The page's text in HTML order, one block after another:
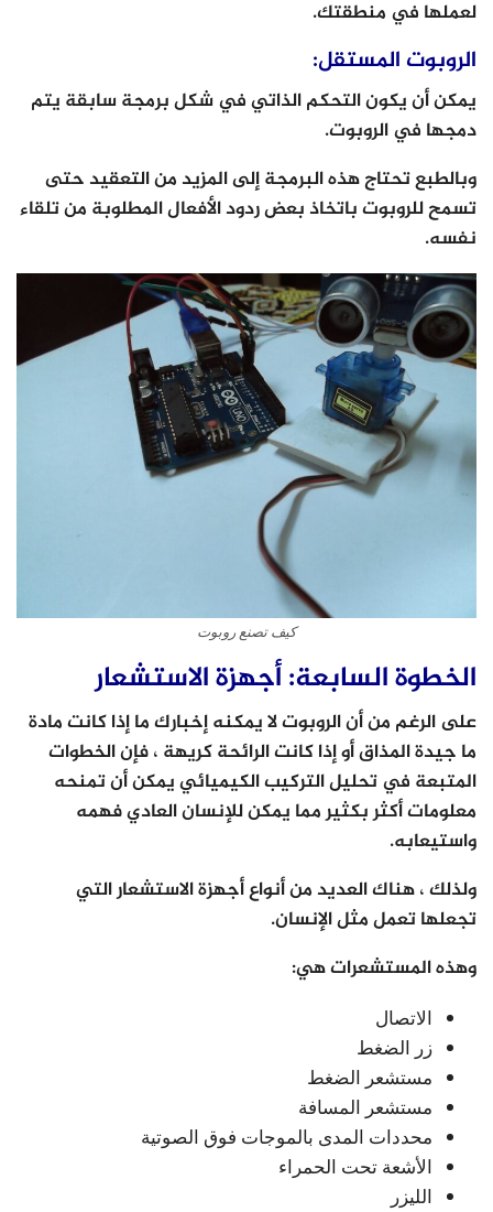
لعملها في منطقتك.
الروبوت المستقل:
يمكن أن يكون التحكم الذاتي في شكل برمجة سابقة يتم
دمجها في الروبوت.
وبالطبع تحتاج هذه البرمجة إلى المزيد من التعقيد حتى
تسمح للروبوت باتخاذ بعض ردود الأفعال المطلوبة من تلقاء
نفسه.
كيف تصنع روبوت
الخطوة السابعة: أجهزة الاستشعار
على الرغم من أن الروبوت لا يمكنه إخبارك ما إذا كانت مادة
ما جيدة المذاق أو إذا كانت الرائحة كريهة ، فإن الخطوات
المتبعة في تحليل التركيب الكيميائي يمكن أن تمنحه
معلومات أكثر بكثير مما يمكن للإنسان العادي فهمه
واستيعابه.
ولذلك ، هناك العديد من أنواع أجهزة الاستشعار التي
تجعلها تعمل مثل الإنسان.
وهذه المستشعرات هي:
الاتصال
زر الضغط
مستشعر الضغط
مستشعر المسافة
محددات المدى بالموجات فوق الصوتية
الأشعة تحت الحمراء
الليزر